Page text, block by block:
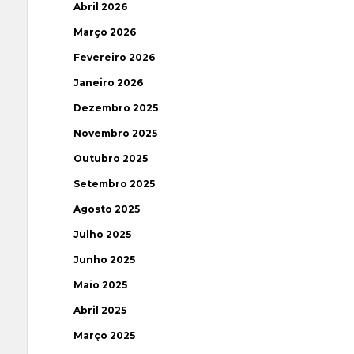
Abril 2026
Março 2026
Fevereiro 2026
Janeiro 2026
Dezembro 2025
Novembro 2025
Outubro 2025
Setembro 2025
Agosto 2025
Julho 2025
Junho 2025
Maio 2025
Abril 2025
Março 2025